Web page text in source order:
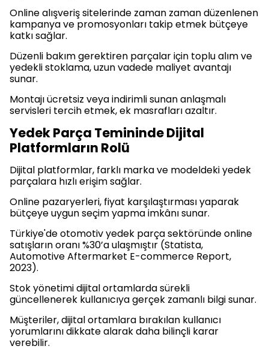
Online alışveriş sitelerinde zaman zaman düzenlenen
kampanya ve promosyonları takip etmek bütçeye
katkı sağlar.
Düzenli bakım gerektiren parçalar için toplu alım ve
yedekli stoklama, uzun vadede maliyet avantajı
sunar.
Montajı ücretsiz veya indirimli sunan anlaşmalı
servisleri tercih etmek, ek masrafları azaltır.
Yedek Parça Temininde Dijital
Platformların Rolü
Dijital platformlar, farklı marka ve modeldeki yedek
parçalara hızlı erişim sağlar.
Online pazaryerleri, fiyat karşılaştırması yaparak
bütçeye uygun seçim yapma imkânı sunar.
Türkiye'de otomotiv yedek parça sektöründe online
satışların oranı %30’a ulaşmıştır (Statista,
Automotive Aftermarket E-commerce Report,
2023).
Stok yönetimi dijital ortamlarda sürekli
güncellenerek kullanıcıya gerçek zamanlı bilgi sunar.
Müşteriler, dijital ortamlara bırakılan kullanıcı
yorumlarını dikkate alarak daha bilinçli karar
verebilir.